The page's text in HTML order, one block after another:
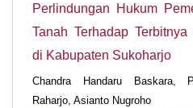
Perlindungan Hukum
Tanah Terhadap
di Kabupaten Sukoharjo
Chandra Handaru Baskara,
Raharjo, Asianto Nugroho